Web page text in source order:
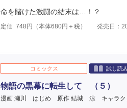
命を賭けた激闘の結末は…！？
定価 748 円（本体680円＋税） 発売日：
コミックス 試し読
物語の黒幕に転生して （５）
漫画 瀬川 はじめ 原作 結城 涼 キャラ